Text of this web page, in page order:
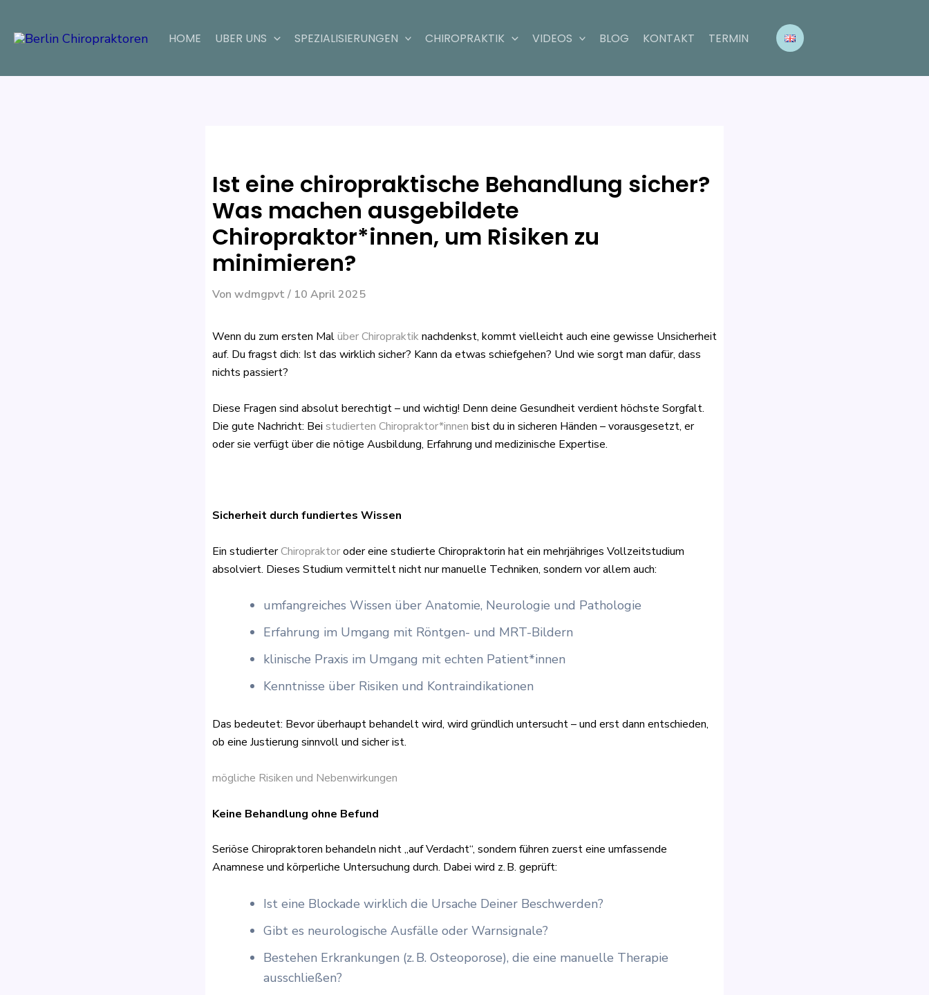
Inhalt
springen
HOME UBER UNS SPEZIALISIERUNGEN CHIROPRAKTIK VIDEOS BLOG KONTAKT TERMIN
Ist eine chiropraktische Behandlung sicher?
Was machen ausgebildete
Chiropraktor*innen, um Risiken zu
minimieren?
Von wdmgpvt/ 10 April 2025
Wenn du zum ersten Malüber Chiropraktiknachdenkst, kommt vielleicht auch eine gewisse Unsicherheit
auf. Du fragst dich: Ist das wirklich sicher? Kann da etwas schiefgehen? Und wie sorgt man dafür, dass
nichts passiert?
Diese Fragen sind absolut berechtigt – und wichtig! Denn deine Gesundheit verdient höchste Sorgfalt.
Die gute Nachricht: Bei studierten Chiropraktor*innen bist du in sicheren Händen – vorausgesetzt, er
oder sie verfügt über die nötige Ausbildung, Erfahrung und medizinische Expertise.
Sicherheit durch fundiertes Wissen
Ein studierterChiropraktoroder eine studierte Chiropraktorin hat ein mehrjähriges Vollzeitstudium
absolviert. Dieses Studium vermittelt nicht nur manuelle Techniken, sondern vor allem auch:
umfangreiches Wissen über Anatomie, Neurologie und Pathologie
Erfahrung im Umgang mit Röntgen- und MRT-Bildern
klinische Praxis im Umgang mit echten Patient*innen
Kenntnisse über Risiken und Kontraindikationen
Das bedeutet: Bevor überhaupt behandelt wird, wird gründlich untersucht – und erst dann entschieden,
ob eine Justierung sinnvoll und sicher ist.
mögliche Risiken und Nebenwirkungen
Keine Behandlung ohne Befund
Seriöse Chiropraktoren behandeln nicht „auf Verdacht“, sondern führen zuerst eine umfassende
Anamnese und körperliche Untersuchung durch. Dabei wird z. B. geprüft:
Ist eine Blockade wirklich die Ursache Deiner Beschwerden?
Gibt es neurologische Ausfälle oder Warnsignale?
Bestehen Erkrankungen (z. B. Osteoporose), die eine manuelle Therapie
ausschließen?